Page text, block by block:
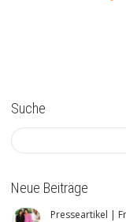
Suche
Neue Beiträge
Presseartikel |